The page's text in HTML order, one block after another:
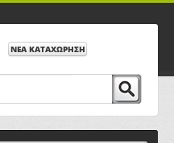
ΝΕΑ ΚΑΤΑΧΩΡΗΣΗ